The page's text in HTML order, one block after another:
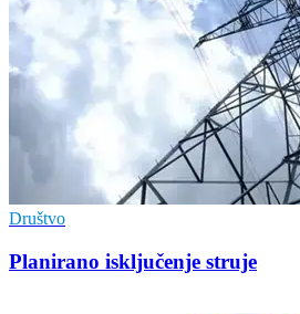
Društvo
Planirano isključenje struje